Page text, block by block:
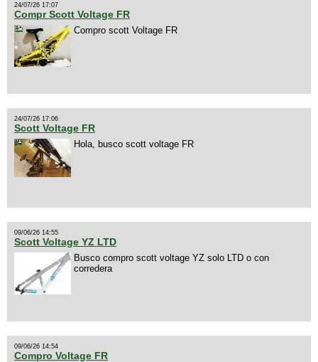
24/07/26 17:07
Compr Scott Voltage FR
Compro scott Voltage FR
24/07/26 17:06
Scott Voltage FR
Hola, busco scott voltage FR
09/06/26 14:55
Scott Voltage YZ LTD
Busco compro scott voltage YZ solo LTD o con
corredera
09/06/26 14:54
Compro Voltage FR